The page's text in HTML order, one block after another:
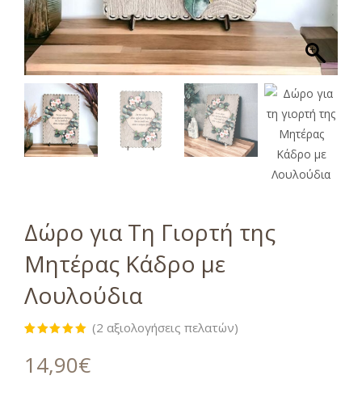
Δώρο για Τη Γιορτή της
Μητέρας Κάδρο με
Λουλούδια
από 5 με
βάση
(2 αξιολογήσεις πελατών)
14,90€